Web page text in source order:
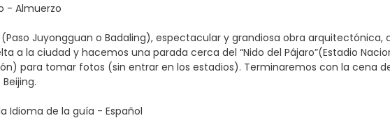
- Almuerzo
(Paso Juyongguan o Badaling), espectacular y grandiosa obra
a la ciudad y hacemos una parada cerca del “Nido del Pájaro”(Estadio
para tomar fotos (sin entrar en los estadios). Terminaremos con la cena
Idioma de la guía - Español